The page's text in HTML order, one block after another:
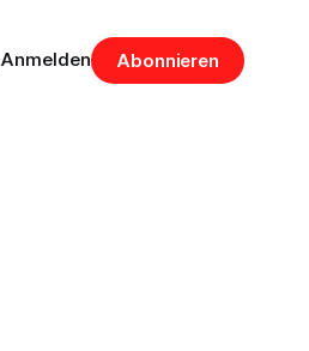
Anmelden Abonnieren